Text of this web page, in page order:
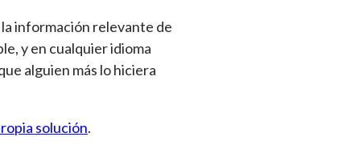
información relevante de
y en cualquier idioma
alguien más lo hiciera
solución.